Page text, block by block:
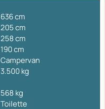
636 cm
205 cm
258 cm
190 cm
Campervan
3.500 kg
568 kg
Toilette